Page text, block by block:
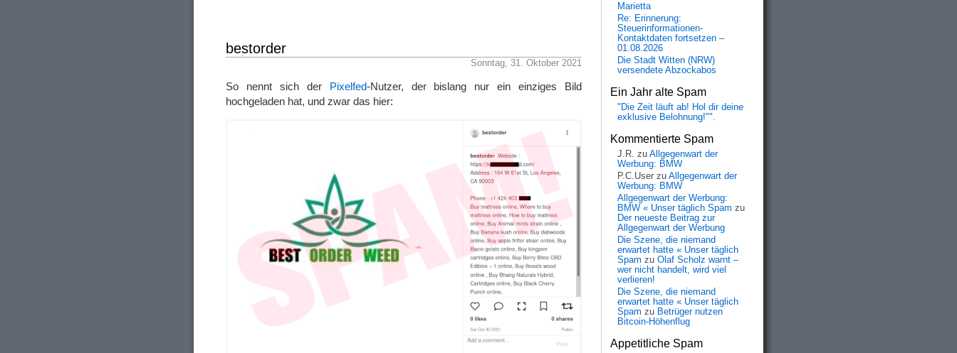
bestorder
Sonntag, 31. Oktober 2021
So nennt sich der Pixelfed-Nutzer, der bislang nur ein einziges Bild
hochgeladen hat, und zwar das hier:
Marietta
Re: Erinnerung:
Steuerinformationen-
Kontaktdaten fortsetzen –
01.08.2026
Die Stadt Witten (NRW)
versendete Abzockabos
Ein Jahr alte Spam
"Die Zeit läuft ab! Hol dir deine
exklusive Belohnung!"".
Kommentierte Spam
J.R. zu Allgegenwart der
Werbung: BMW
P.C.User zu Allgegenwart der
Werbung: BMW
Allgegenwart der Werbung:
BMW « Unser täglich Spam zu
Der neueste Beitrag zur
Allgegenwart der Werbung
Die Szene, die niemand
erwartet hatte « Unser täglich
Spam zu Olaf Scholz warnt –
wer nicht handelt, wird viel
verlieren!
Die Szene, die niemand
erwartet hatte « Unser täglich
Spam zu Betrüger nutzen
Bitcoin-Höhenflug
Appetitliche Spam